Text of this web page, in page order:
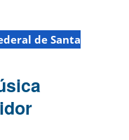
de Santa